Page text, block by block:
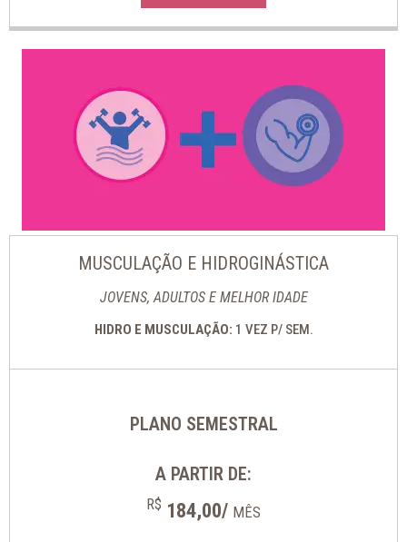
MUSCULAÇÃO E HIDROGINÁSTICA
JOVENS, ADULTOS E MELHOR IDADE
HIDRO E MUSCULAÇÃO: 1 VEZ P/ SEM.
PLANO SEMESTRAL
A PARTIR DE:
R$ 184,00/ MÊS